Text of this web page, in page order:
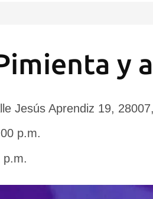
y
Jesús Aprendiz 19,
p.m.
p.m.